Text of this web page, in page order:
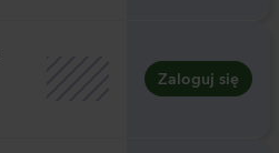
Zaloguj się